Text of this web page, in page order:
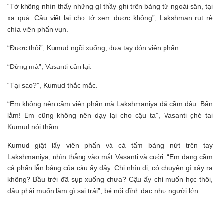
“Tớ không nhìn thấy những gì thầy ghi trên bảng từ ngoài sân, tại
xa quá. Cậu viết lại cho tớ xem được không”, Lakshman rụt rè
chìa viên phấn vụn.
“Được thôi”, Kumud ngồi xuống, đưa tay đón viên phấn.
“Đừng mà”, Vasanti cản lại.
“Tại sao?”, Kumud thắc mắc.
“Em không nên cầm viên phấn mà Lakshmaniya đã cầm đâu. Bẩn
lắm! Em cũng không nên dạy lại cho cậu ta”, Vasanti ghé tai
Kumud nói thầm.
Kumud giật lấy viên phấn và cả tấm bảng nứt trên tay
Lakshmaniya, nhìn thẳng vào mắt Vasanti và cười. “Em đang cầm
cả phấn lẫn bảng của cậu ấy đây. Chị nhìn đi, có chuyện gì xảy ra
không? Bầu trời đã sụp xuống chưa? Cậu ấy chỉ muốn học thôi,
đâu phải muốn làm gì sai trái”, bé nói đĩnh đạc như người lớn.